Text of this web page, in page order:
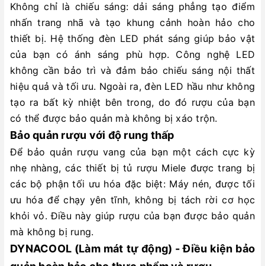
Không chỉ là chiếu sáng: dải sáng phẳng tạo điểm
nhấn trang nhã và tạo khung cảnh hoàn hảo cho
thiết bị. Hệ thống đèn LED phát sáng giúp bảo vật
của bạn có ánh sáng phù hợp. Công nghệ LED
không cần bảo trì và đảm bảo chiếu sáng nội thất
hiệu quả và tối ưu. Ngoài ra, đèn LED hầu như không
tạo ra bất kỳ nhiệt bên trong, do đó rượu của bạn
có thể được bảo quản mà không bị xáo trộn.
Bảo quản rượu với độ rung thấp
Để bảo quản rượu vang của bạn một cách cực kỳ
nhẹ nhàng, các thiết bị tủ rượu Miele được trang bị
các bộ phận tối ưu hóa đặc biệt: Máy nén, được tối
ưu hóa để chạy yên tĩnh, không bị tách rời cơ học
khỏi vỏ. Điều này giúp rượu của bạn được bảo quản
mà không bị rung.
DYNACOOL (Làm mát tự động) - Điều kiện bảo